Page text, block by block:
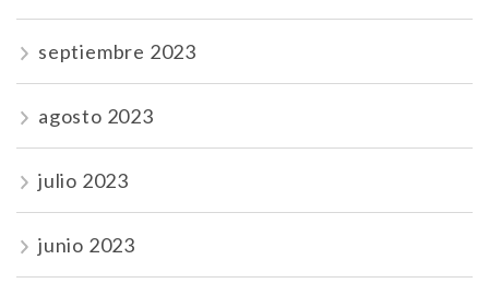
septiembre 2023
agosto 2023
julio 2023
junio 2023